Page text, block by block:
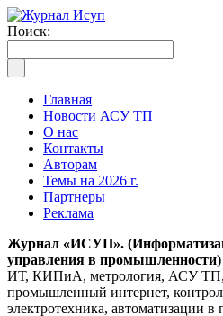
Поиск:
Главная
Новости АСУ ТП
О нас
Контакты
Авторам
Темы на 2026 г.
Партнеры
Реклама
Журнал «ИСУП».
управления в промышленности)
ИТ, КИПиА, метрология, АСУ
промышленный интернет,
электротехника, автоматизации